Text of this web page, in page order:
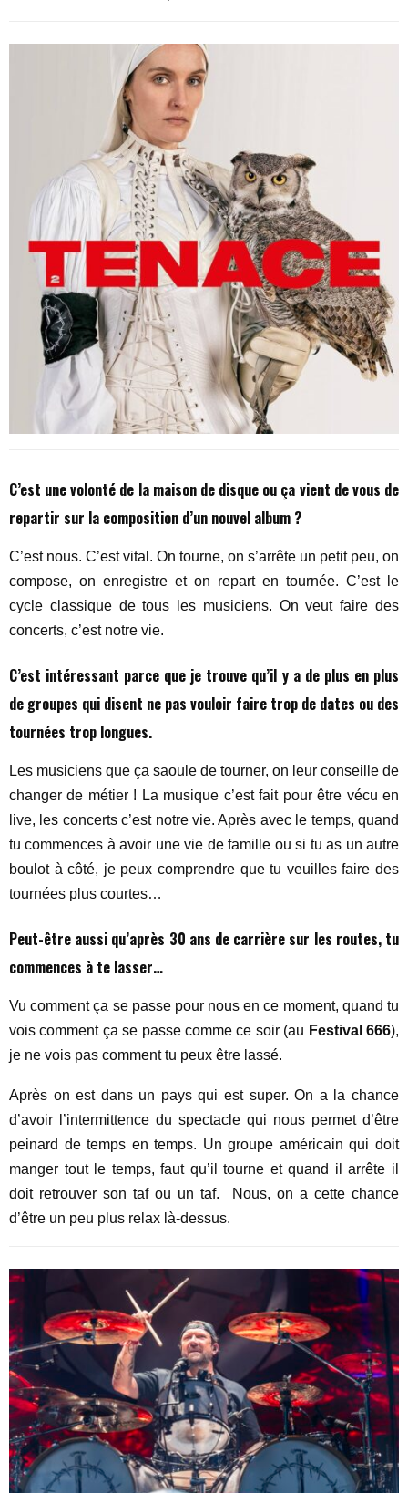
C’est une volonté de la maison de disque ou ça vient de vous de
repartir sur la composition d’un nouvel album ?
C’est nous. C’est vital. On tourne, on s’arrête un petit peu, on
compose, on enregistre et on repart en tournée. C’est le
cycle classique de tous les musiciens. On veut faire des
concerts, c’est notre vie.
C’est intéressant parce que je trouve qu’il y a de plus en plus
de groupes qui disent ne pas vouloir faire trop de dates ou des
tournées trop longues.
Les musiciens que ça saoule de tourner, on leur conseille de
changer de métier ! La musique c’est fait pour être vécu en
live, les concerts c’est notre vie. Après avec le temps, quand
tu commences à avoir une vie de famille ou si tu as un autre
boulot à côté, je peux comprendre que tu veuilles faire des
tournées plus courtes…
Peut-être aussi qu’après 30 ans de carrière sur les routes, tu
commences à te lasser…
Vu comment ça se passe pour nous en ce moment, quand tu
vois comment ça se passe comme ce soir (au Festival 666),
je ne vois pas comment tu peux être lassé.
Après on est dans un pays qui est super. On a la chance
d’avoir l’intermittence du spectacle qui nous permet d’être
peinard de temps en temps. Un groupe américain qui doit
manger tout le temps, faut qu’il tourne et quand il arrête il
doit retrouver son taf ou un taf. Nous, on a cette chance
d’être un peu plus relax là-dessus.